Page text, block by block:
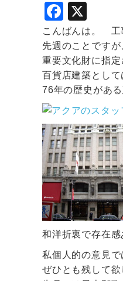
F
a
c
e
b
o
o
k
こんばんは。 工
先週のことです
重要文化財に指定
百貨店建築として
76年の歴史があ
和洋折衷で存在感
私個人的の意見
ぜひとも残して欲